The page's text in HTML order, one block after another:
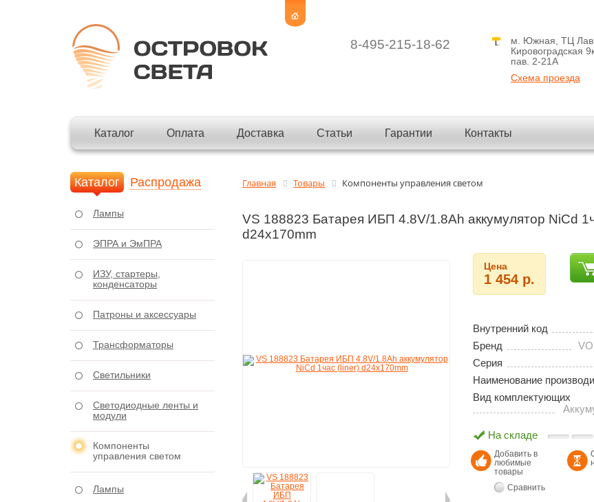
8-495-215-18-62
м. Южная, ТЦ
Кировоградская
пав. 2-21A
Схема проезда
Каталог Оплата Доставка Статьи Гарантии Контакты
Главная Товары Компоненты управления светом
VS 188823 Батарея ИБП 4.8V/1.8Ah аккумулятор NiCd
d24x170mm
Цена
1 454 р.
Внутренний код
Бренд
Серия
Наименование
Вид комплектующих
На складе
Добавить в
любимые
товары
Сравнить
Каталог Распродажа
Лампы
ЭПРА и ЭмПРА
ИЗУ, стартеры,
конденсаторы
Патроны и аксессуары
Трансформаторы
Светильники
Светодиодные ленты и
модули
Компоненты
управления светом
Лампы